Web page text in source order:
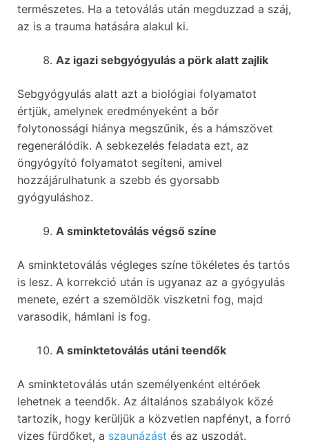
természetes. Ha a tetoválás után megduzzad a száj,
az is a trauma hatására alakul ki.
Az igazi sebgyógyulás a pörk alatt zajlik
Sebgyógyulás alatt azt a biológiai folyamatot
értjük, amelynek eredményeként a bőr
folytonossági hiánya megszűnik, és a hámszövet
regenerálódik. A sebkezelés feladata ezt, az
öngyógyító folyamatot segíteni, amivel
hozzájárulhatunk a szebb és gyorsabb
gyógyuláshoz.
A sminktetoválás végső színe
A sminktetoválás végleges színe tökéletes és tartós
is lesz. A korrekció után is ugyanaz az a gyógyulás
menete, ezért a szemöldök viszketni fog, majd
varasodik, hámlani is fog.
A sminktetoválás utáni teendők
A sminktetoválás után személyenként eltérőek
lehetnek a teendők. Az általános szabályok közé
tartozik, hogy kerüljük a közvetlen napfényt, a forró
vizes fürdőket, a szaunázást és az uszodát.